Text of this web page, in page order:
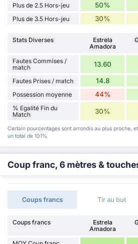
Plus de 2.5 Hors-jeu 50%
Plus de 3.5 Hors-jeu 30%
Stats Diverses
Estrela
Amadora
Fautes Commises /
match
13.60
Fautes Prises / match 14.8
Possession moyenne 44%
% Egalité Fin du
Match
30%
Certain pourcentages sont arrondis au plus proche,
un total de 101%
Coup franc, 6 mètres &
Coups francs Tir au but
Coups francs
Estrela
Amadora